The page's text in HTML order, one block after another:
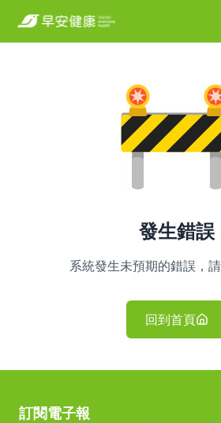
發生錯誤
系統發生未預期的錯誤，請
回到首頁
訂閱電子報